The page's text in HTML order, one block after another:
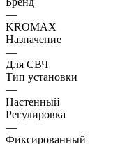
—
KROMAX
Назначение
—
Для СВЧ
Тип установки
—
Настенный
Регулировка
—
Фиксированный